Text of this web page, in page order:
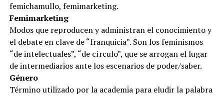
femichamullo, femimarketing.
Femimarketing
Modos que reproducen y administran el conocimiento y
el debate en clave de “franquicia”. Son los feminismos
“de intelectuales”, “de círculo”, que se arrogan el lugar
de intermediarios ante los escenarios de poder/saber.
Género
Término utilizado por la academia para eludir la palabra